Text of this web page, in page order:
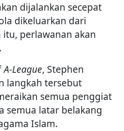
dijalankan secepat
dikeluarkan dari
perlawanan akan
A-League, Stephen
langkah tersebut
semua penggiat
semua latar belakang
Islam.